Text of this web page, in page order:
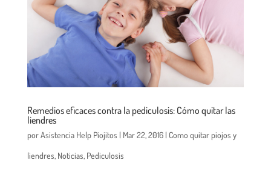
Remedios eficaces contra la pediculosis: Cómo quitar las
liendres
porAsistencia Help Piojitos | Mar 22, 2016| Como quitar piojos y
liendres, Noticias, Pediculosis